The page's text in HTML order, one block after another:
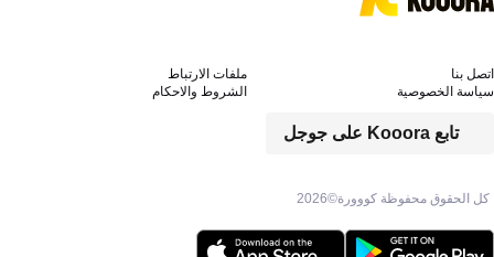
كل الحقوق محفوظة كووورة©2026
تابع Kooora على جوجل
اتصل بنا
ملفات الارتباط
سياسة الخصوصية
الشروط والاحكام